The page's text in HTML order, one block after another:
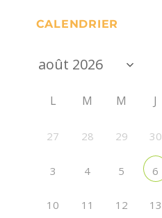
CALENDRIER
L M M J
27 28 29 30
3 4 5 6
10 11 12 13